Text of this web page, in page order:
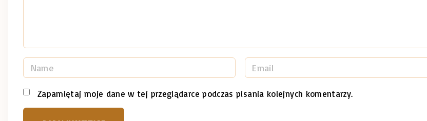
a
m
e
m
a
Zapamiętaj moje dane w tej przeglądarce podczas pisania kolejnych komentarzy.